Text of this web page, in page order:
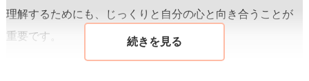
理解するためにも、じっくりと自分の心と向き合うことが
重要です。